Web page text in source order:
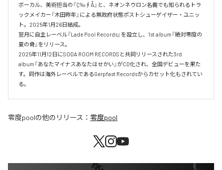
ボーカル、美術担当の『Ç‰∮Å』と、ネオンネウロン名義でも知られるトラ
ックメイカー『木田昨年』による無政府状態ポストシューゲイザー・ユニッ
ト。2025年1月26日結成。
翌月に自主レーベル『Lade Pool Records』を設立し、1st album『絶対零度の
夏の骨』をリリース。
2025年11月12日にSODA ROOM RECORDSと共同リリースされた3rd
album『あなたマイナスあなたはせかい』がCD化され、全国デビューを果た
す。同作は海外レーベルであるGerpfast Recordsからカセット化もされてい
る。
零度poolの他のリリース： 零度pool